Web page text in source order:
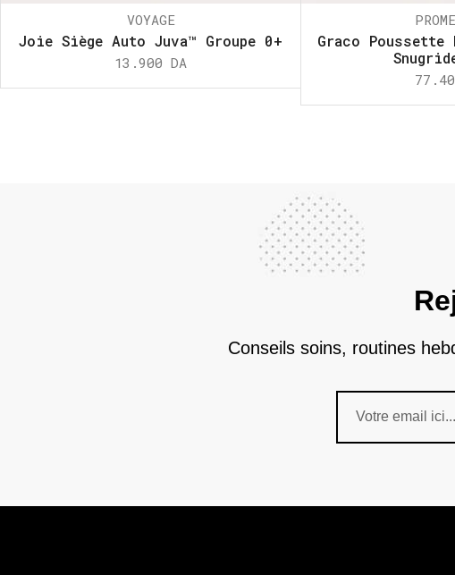
VOYAGE
Joie Siège Auto Juva™ Groupe 0+
13.900 DA
Graco
Conseils soins, routines